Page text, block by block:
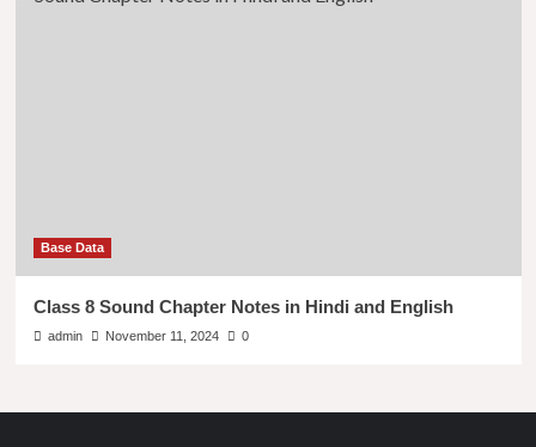
Base Data
Class 8 Sound Chapter Notes in Hindi and English
admin November 11, 2024 0